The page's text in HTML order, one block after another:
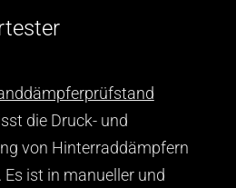
die Druck- und
von Hinterraddämpfern
ist in manueller und